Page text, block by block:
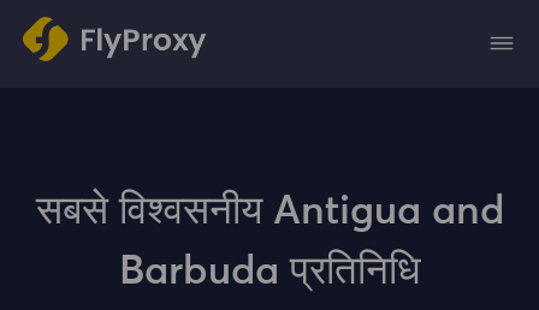
सबसे विश्वसनीय Antigua and
Barbuda प्रतिनिधि